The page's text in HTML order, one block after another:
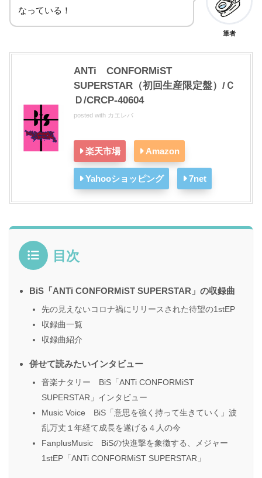
なっている！
筆者
ANTi CONFORMiST
SUPERSTAR（初回生産限定盤）/Ｃ
Ｄ/CRCP-40604
posted with カエレバ
楽天市場 Amazon
Yahooショッピング 7net
目次
BiS「ANTi CONFORMiST SUPERSTAR」の収録曲
先の見えないコロナ禍にリリースされた待望の1stEP
収録曲一覧
収録曲紹介
併せて読みたいインタビュー
音楽ナタリー BiS「ANTi CONFORMiST
SUPERSTAR」インタビュー
Music Voice BiS「意思を強く持って生きていく」波
乱万丈１年経て成長を遂げる４人の今
FanplusMusic BiSの快進撃を象徴する、メジャー
1stEP「ANTi CONFORMiST SUPERSTAR」